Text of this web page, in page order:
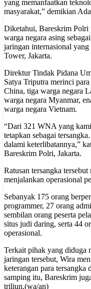
yang memanfaatkan
masyarakat,” demikian
Diketahui, Bareskrim Polri
warga negara asing
jaringan internasional
Tower, Jakarta.
Direktur Tindak Pidana
Satya Triputra merinci
China, tiga warga negara
warga negara Myanmar,
warga negara Vietnam.
“Dari 321 WNA yang
tetapkan sebagai
dalami keterlibatannya,”
Bareskrim Polri, Jakarta.
Ratusan tersangka
menjalankan operasional
Sebanyak 175 orang
programmer, 27 orang
sembilan orang peserta
situs judi daring, serta 44
operasional.
Terkait pihak yang diduga
jaringan tersebut, Wira
keterangan para
samping itu, Bareskrim
triliun.(wa/an)